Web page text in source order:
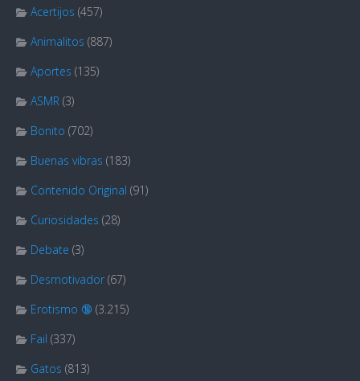
Acertijos (457)
Animalitos (887)
Aportes (135)
ASMR (3)
Bonito (702)
Buenas vibras (183)
Contenido Original (91)
Curiosidades (28)
Debate (3)
Desmotivador (67)
Erotismo 🔞 (3.215)
Fail (337)
Gatos (813)